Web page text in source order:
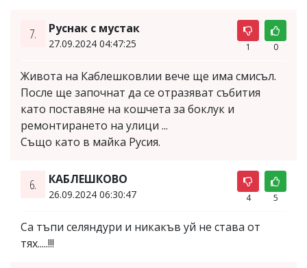
7. Руснак с мустак
27.09.2024 04:47:25 1 0
Живота на Каблешковлии вече ще има смисъл.
После ще започнат да се отразяват събития
като поставяне на кошчета за боклук и
ремонтирането на улици ...
Също като в майка Русия.
6. КАБЛЕШКОВО
26.09.2024 06:30:47 4 5
Са тъпи селяндури и никакъв уй не става от
тях.....!!!